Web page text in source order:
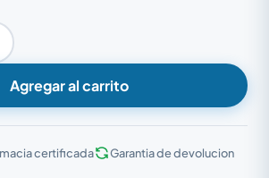
Agregar al carrito
certificada Garantia de devolucion